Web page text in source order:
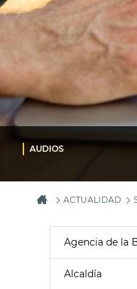
AUDIOS
ACTUALIDAD
Agencia de la
Alcaldía